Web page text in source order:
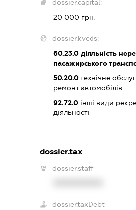
dossier.capital:
20 000 грн.
dossier.kveds:
60.23.0діяльність
пасажирського
50.20.0технічне
ремонт автомобілів
92.72.0інші види
діяльності
dossier.tax
dossier.staff
dossier.taxDebt